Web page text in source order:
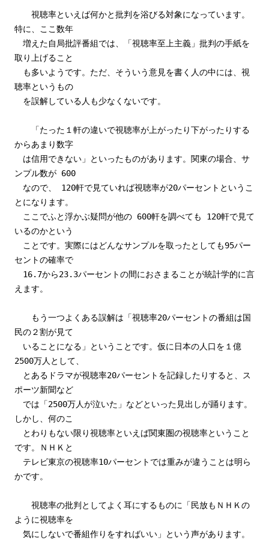
視聴率といえば何かと批判を浴びる対象になっています。
特に、ここ数年
増えた自局批評番組では、「視聴率至上主義」批判の手紙を
取り上げること
も多いようです。ただ、そういう意見を書く人の中には、視
聴率というもの
を誤解している人も少なくないです。
「たった１軒の違いで視聴率が上がったり下がったりする
からあまり数字
は信用できない」といったものがあります。関東の場合、サ
ンプル数が 600
なので、 120軒で見ていれば視聴率が20パーセントというこ
とになります。
ここでふと浮かぶ疑問が他の 600軒を調べても 120軒で見て
いるのかという
ことです。実際にはどんなサンプルを取ったとしても95パー
セントの確率で
16.7から23.3パーセントの間におさまることが統計学的に言
えます。
もう一つよくある誤解は「視聴率20パーセントの番組は国
民の２割が見て
いることになる」ということです。仮に日本の人口を１億
2500万人として、
とあるドラマが視聴率20パーセントを記録したりすると、ス
ポーツ新聞など
では「2500万人が泣いた」などといった見出しが踊ります。
しかし、何のこ
とわりもない限り視聴率といえば関東圏の視聴率ということ
です。ＮＨＫと
テレビ東京の視聴率10パーセントでは重みが違うことは明ら
かです。
視聴率の批判としてよく耳にするものに「民放もＮＨＫの
ように視聴率を
気にしないで番組作りをすればいい」という声があります。